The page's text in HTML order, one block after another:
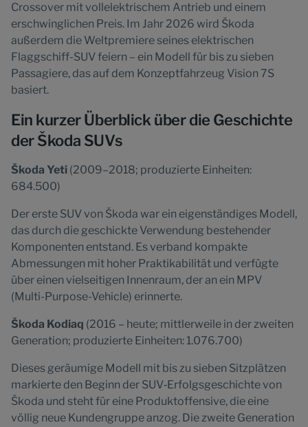
Crossover mit vollelektrischem Antrieb und einem
erschwinglichen Preis. Im Jahr 2026 wird Škoda
außerdem die Weltpremiere seines elektrischen
Flaggschiff-SUV feiern – ein Modell für bis zu sieben
Passagiere, das auf dem Konzeptfahrzeug Vision 7S
basiert.
Ein kurzer Überblick über die Geschichte
der Škoda SUVs
Škoda Yeti (2009–2018; produzierte Einheiten:
684.500)
Der erste SUV von Škoda war ein eigenständiges Modell,
das durch die geschickte Verwendung bestehender
Komponenten entstand. Es verband kompakte
Abmessungen mit hoher Praktikabilität und verfügte
über einen vielseitigen Innenraum, der an ein MPV
(Multi-Purpose-Vehicle) erinnerte.
Škoda Kodiaq (2016 – heute; mittlerweile in der zweiten
Generation; produzierte Einheiten: 1.076.700)
Dieses geräumige Modell mit bis zu sieben Sitzplätzen
markierte den Beginn der SUV‑Erfolgsgeschichte von
Škoda und steht für eine Produktoffensive, die eine
völlig neue Kundengruppe anzog. Die zweite Generation